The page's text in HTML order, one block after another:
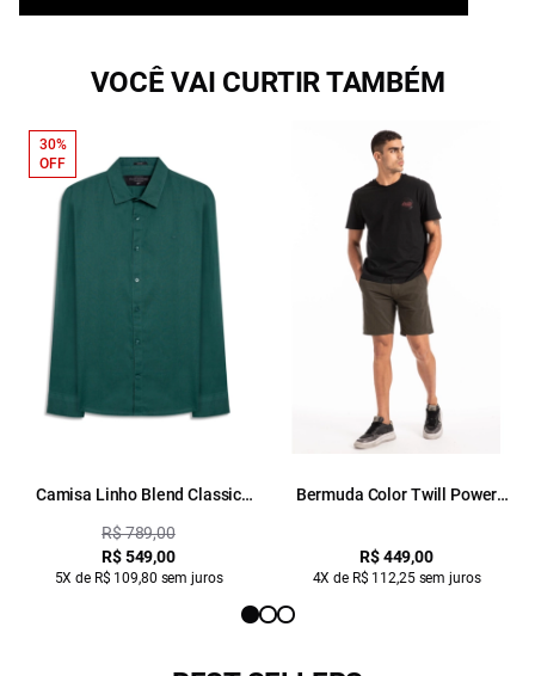
VOCÊ VAI CURTIR TAMBÉM
Camisa Linho Blend Classic
R$ 789,00
R$ 549,00
5X de R$ 109,80 sem juros
30%
OFF
Bermuda Color Twill Power
R$ 449,00
4X de R$ 112,25 sem juros